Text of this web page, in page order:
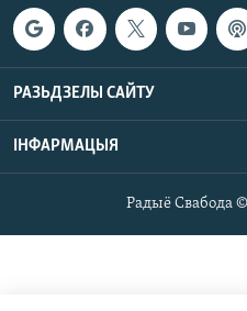
РАЗЬДЗЕЛЫ САЙТУ
ІНФАРМАЦЫЯ
Радыё Свабода